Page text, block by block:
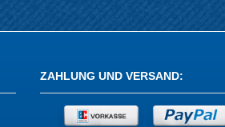
ZAHLUNG UND VERSAND: